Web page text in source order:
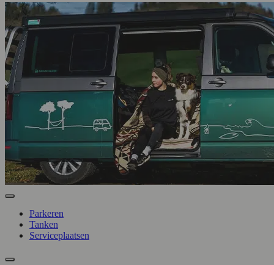
Parkeren
Tanken
Serviceplaatsen